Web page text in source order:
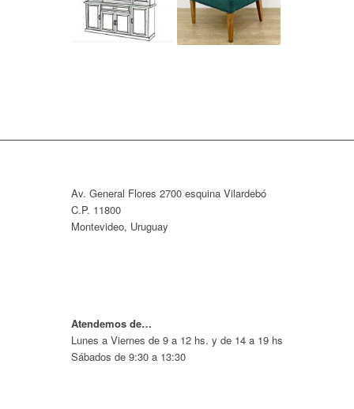
Av. General Flores 2700 esquina Vilardebó
C.P. 11800
Montevideo, Uruguay
Atendemos de…
Lunes a Viernes de 9 a 12 hs. y de 14 a 19 hs
Sábados de 9:30 a 13:30